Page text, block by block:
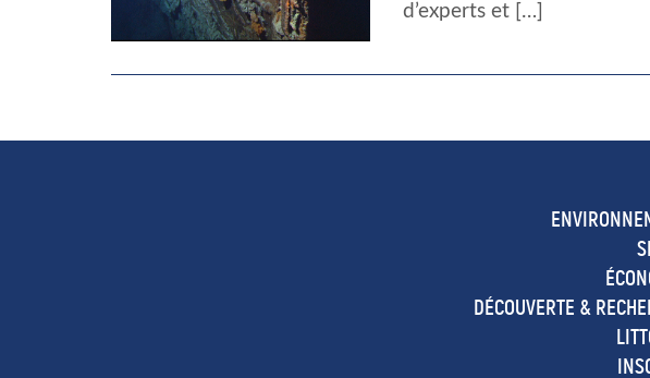
d’experts et […]
DÉCOUVERTE &